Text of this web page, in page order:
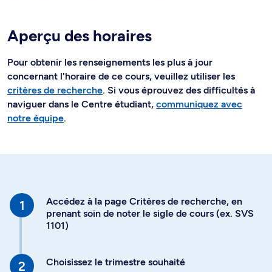
Aperçu des horaires
Pour obtenir les renseignements les plus à jour
concernant l'horaire de ce cours, veuillez utiliser les
critères de recherche. Si vous éprouvez des difficultés à
naviguer dans le Centre étudiant, communiquez avec
notre équipe.
Accédez à la page Critères de recherche, en
prenant soin de noter le sigle de cours (ex. SVS
1101)
Choisissez le trimestre souhaité